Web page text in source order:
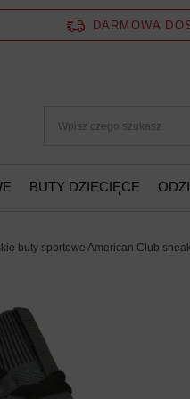
DARMOWA
BUTY DZIECIĘCE
buty sportowe American Club